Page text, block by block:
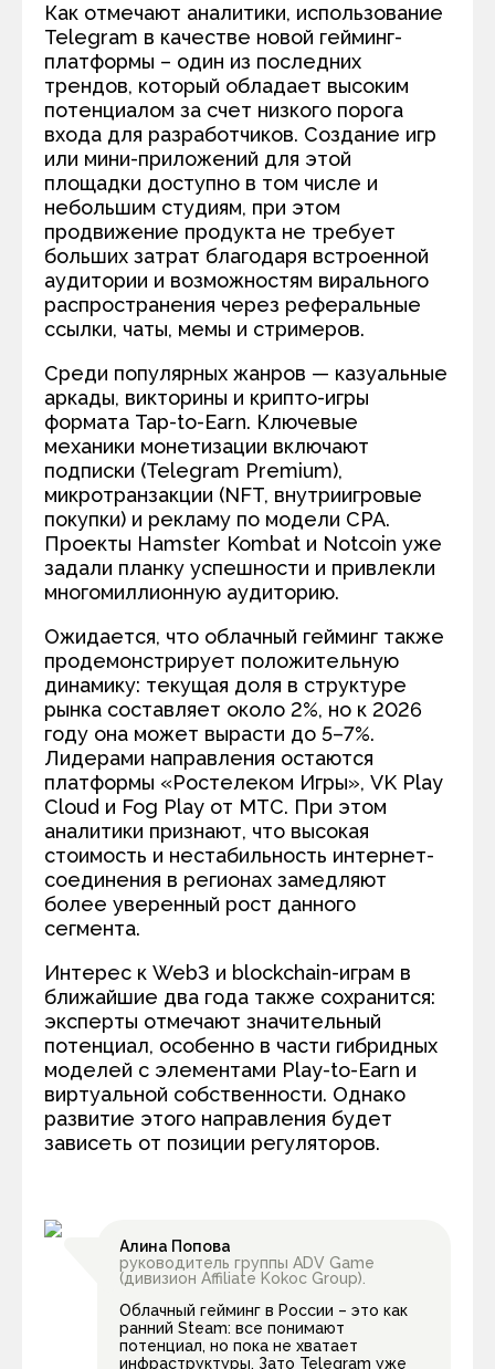
Как отмечают аналитики, использование
Telegram в качестве новой гейминг-
платформы – один из последних
трендов, который обладает высоким
потенциалом за счет низкого порога
входа для разработчиков. Создание игр
или мини-приложений для этой
площадки доступно в том числе и
небольшим студиям, при этом
продвижение продукта не требует
больших затрат благодаря встроенной
аудитории и возможностям вирального
распространения через реферальные
ссылки, чаты, мемы и стримеров.
Среди популярных жанров — казуальные
аркады, викторины и крипто-игры
формата Tap-to-Earn. Ключевые
механики монетизации включают
подписки (Telegram Premium),
микротранзакции (NFT, внутриигровые
покупки) и рекламу по модели CPA.
Проекты Hamster Kombat и Notcoin уже
задали планку успешности и привлекли
многомиллионную аудиторию.
Ожидается, что облачный гейминг также
продемонстрирует положительную
динамику: текущая доля в структуре
рынка составляет около 2%, но к 2026
году она может вырасти до 5–7%.
Лидерами направления остаются
платформы «Ростелеком Игры», VK Play
Cloud и Fog Play от МТС. При этом
аналитики признают, что высокая
стоимость и нестабильность интернет-
соединения в регионах замедляют
более уверенный рост данного
сегмента.
Интерес к Web3 и blockchain-играм в
ближайшие два года также сохранится:
эксперты отмечают значительный
потенциал, особенно в части гибридных
моделей с элементами Play-to-Earn и
виртуальной собственности. Однако
развитие этого направления будет
зависеть от позиции регуляторов.
Алина Попова
руководитель группы ADV Game
(дивизион Affiliate Kokoc Group).
Облачный гейминг в России – это как
ранний Steam: все понимают
потенциал, но пока не хватает
инфраструктуры. Зато Telegram уже